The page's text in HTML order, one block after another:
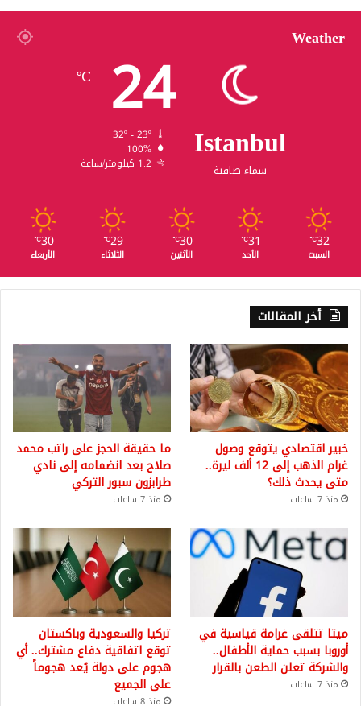
Weather
Istanbul
سماء صافية
24
℃
32º - 23º
100%
1.2 كيلومتر/ساعة
32
℃
السبت
31
℃
الأحد
30
℃
الأثنين
29
℃
الثلاثاء
30
℃
الأربعاء
أخر المقالات
خبير اقتصادي يتوقع وصول
غرام الذهب إلى 12 ألف ليرة..
متى يحدث ذلك؟
منذ 7 ساعات
ما حقيقة الحجز على راتب محمد
صلاح بعد انضمامه إلى نادي
طرابزون سبور التركي
منذ 7 ساعات
ميتا تتلقى غرامة قياسية في
أوروبا بسبب حماية الأطفال..
والشركة تعلن الطعن بالقرار
منذ 7 ساعات
تركيا والسعودية وباكستان
توقع اتفاقية دفاع مشترك.. أي
هجوم على دولة يُعد هجوماً
على الجميع
منذ 8 ساعات